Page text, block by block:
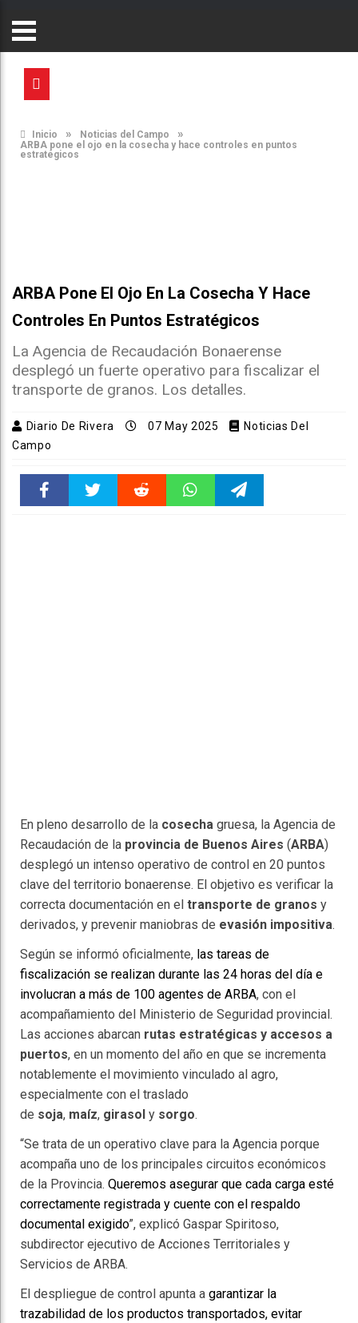
Inicio » Noticias del Campo »
ARBA pone el ojo en la cosecha y hace controles en puntos
estratégicos
ARBA Pone El Ojo En La Cosecha Y Hace
Controles En Puntos Estratégicos
La Agencia de Recaudación Bonaerense
desplegó un fuerte operativo para fiscalizar el
transporte de granos. Los detalles.
Diario De Rivera 07 May 2025
Noticias Del
Campo
En pleno desarrollo de la cosecha gruesa, la Agencia de
Recaudación de la provincia de Buenos Aires (ARBA)
desplegó un intenso operativo de control en 20 puntos
clave del territorio bonaerense. El objetivo es verificar la
correcta documentación en el transporte de granos y
derivados, y prevenir maniobras de evasión impositiva.
Según se informó oficialmente, las tareas de
fiscalización se realizan durante las 24 horas del día e
involucran a más de 100 agentes de ARBA, con el
acompañamiento del Ministerio de Seguridad provincial.
Las acciones abarcan rutas estratégicas y accesos a
puertos, en un momento del año en que se incrementa
notablemente el movimiento vinculado al agro,
especialmente con el traslado
de soja, maíz, girasol y sorgo.
“Se trata de un operativo clave para la Agencia porque
acompaña uno de los principales circuitos económicos
de la Provincia. Queremos asegurar que cada carga esté
correctamente registrada y cuente con el respaldo
documental exigido”, explicó Gaspar Spiritoso,
subdirector ejecutivo de Acciones Territoriales y
Servicios de ARBA.
El despliegue de control apunta a garantizar la
trazabilidad de los productos transportados, evitar